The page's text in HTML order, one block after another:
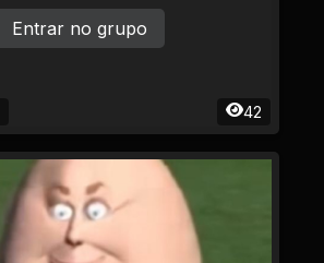
42
Entrar no grupo